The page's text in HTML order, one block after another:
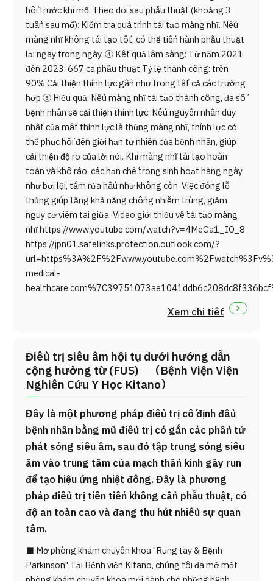
hồi trước khi mổ. Theo dõi sau phẫu thuật (khoảng 3
tuần sau mổ): Kiểm tra quá trình tái tạo màng nhĩ. Nếu
màng nhĩ không tái tạo tốt, có thể tiến hành phẫu thuật
lại ngay trong ngày. ④ Kết quả lâm sàng: Từ năm 2021
đến 2023: 667 ca phẫu thuật Tỷ lệ thành công: trên
90% Cải thiện thính lực gần như trong tất cả các trường
hợp ⑤ Hiệu quả: Nếu màng nhĩ tái tạo thành công, đa số
bệnh nhân sẽ cải thiện thính lực. Nếu nguyên nhân duy
nhất của mất thính lực là thủng màng nhĩ, thính lực có
thể phục hồi đến giới hạn tự nhiên của bệnh nhân, giúp
cải thiện độ rõ của lời nói. Khi màng nhĩ tái tạo hoàn
toàn và khô ráo, các hạn chế trong sinh hoạt hàng ngày
như bơi lội, tắm rửa hầu như không còn. Việc đóng lỗ
thủng giúp tăng khả năng chống nhiễm trùng, giảm
nguy cơ viêm tai giữa. Video giới thiệu về tái tạo màng
nhĩ https://www.youtube.com/watch?v=4MeGa1_IO_8
https://jpn01.safelinks.protection.outlook.com/?
medical-
Xem chi tiết
Điều trị siêu âm hội tụ dưới hướng dẫn
cộng hưởng từ (FUS) （Bệnh Viện Viện
Nghiên Cứu Y Học Kitano）
Đây là một phương pháp điều trị cố định đầu
bệnh nhân bằng mũ điều trị có gắn các phần tử
phát sóng siêu âm, sau đó tập trung sóng siêu
âm vào trung tâm của mạch thần kinh gây run
để tạo hiệu ứng nhiệt đông. Đây là phương
pháp điều trị tiên tiến không cần phẫu thuật, có
độ an toàn cao và đang thu hút nhiều sự quan
tâm.
■ Mở phòng khám chuyên khoa "Rung tay & Bệnh
Parkinson" Tại Bệnh viện Kitano, chúng tôi đã mở một